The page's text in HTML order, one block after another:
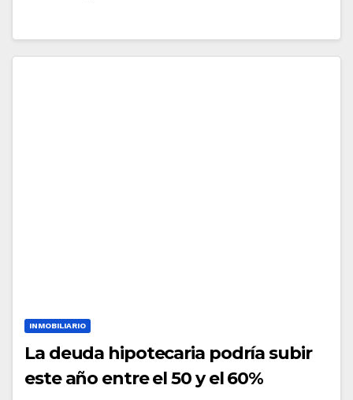
INMOBILIARIO
La deuda hipotecaria podría subir
este año entre el 50 y el 60%